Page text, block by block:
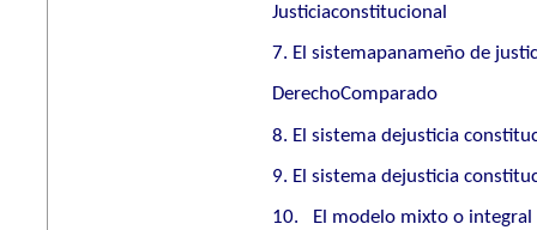
Justiciaconstitucional
7. El sistemapanameño de
DerechoComparado
8. El sistema dejusticia
9. El sistema dejusticia
10. El modelo mixto o